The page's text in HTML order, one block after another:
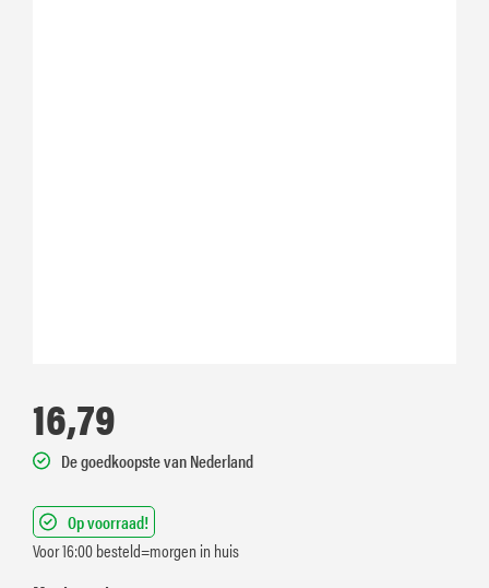
16,79
De goedkoopste van Nederland
Op voorraad!
Voor 16:00 besteld=morgen in huis